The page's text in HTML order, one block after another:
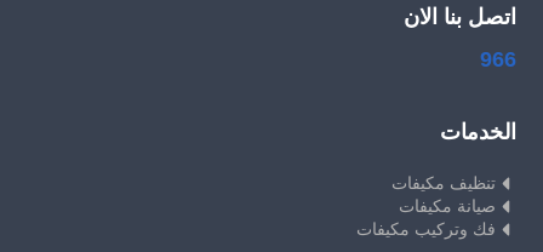
اتصل بنا الان
966
الخدمات
تنظيف مكيفات
صيانة مكيفات
فك وتركيب مكيفات